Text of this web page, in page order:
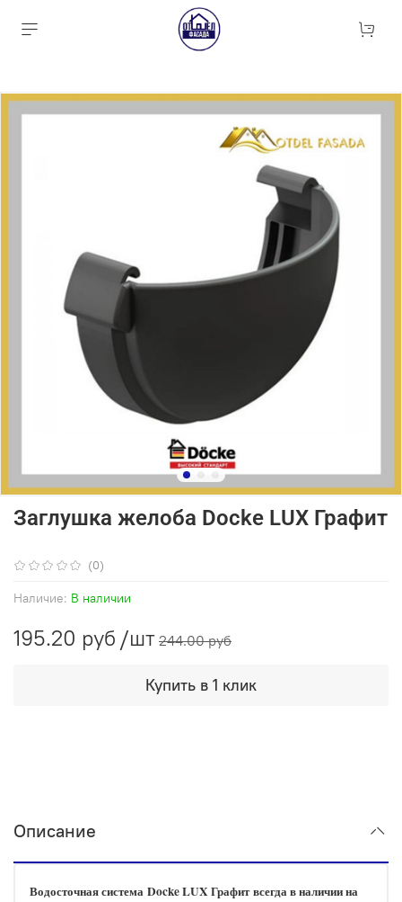
(0)
Наличие: В наличии
Заглушка желоба Docke LUX Графит
195.20 руб /шт 244.00 руб
Купить в 1 клик
Описание
Водосточная система Docke LUX Графитвсегда в наличии на